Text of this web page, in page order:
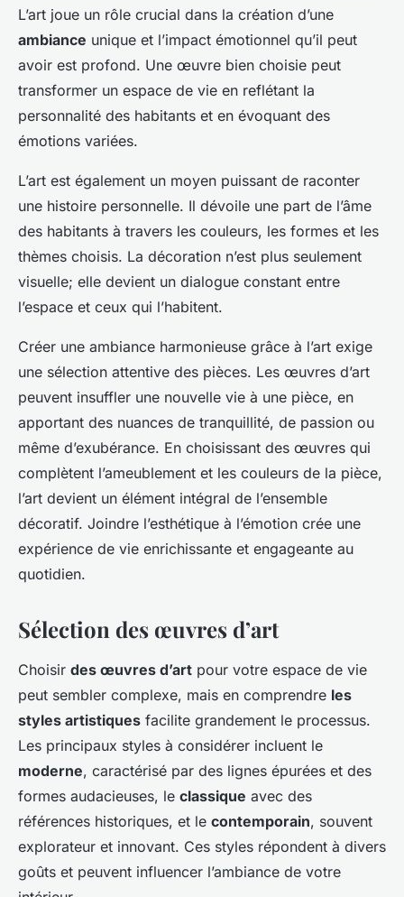
L’art joue un rôle crucial dans la création d’une
ambiance unique et l’impact émotionnel qu’il peut
avoir est profond. Une œuvre bien choisie peut
transformer un espace de vie en reflétant la
personnalité des habitants et en évoquant des
émotions variées.
L’art est également un moyen puissant de raconter
une histoire personnelle. Il dévoile une part de l’âme
des habitants à travers les couleurs, les formes et les
thèmes choisis. La décoration n’est plus seulement
visuelle; elle devient un dialogue constant entre
l’espace et ceux qui l’habitent.
Créer une ambiance harmonieuse grâce à l’art exige
une sélection attentive des pièces. Les œuvres d’art
peuvent insuffler une nouvelle vie à une pièce, en
apportant des nuances de tranquillité, de passion ou
même d’exubérance. En choisissant des œuvres qui
complètent l’ameublement et les couleurs de la pièce,
l’art devient un élément intégral de l’ensemble
décoratif. Joindre l’esthétique à l’émotion crée une
expérience de vie enrichissante et engageante au
quotidien.
Sélection des œuvres d’art
Choisir des œuvres d’art pour votre espace de vie
peut sembler complexe, mais en comprendre les
styles artistiques facilite grandement le processus.
Les principaux styles à considérer incluent le
moderne, caractérisé par des lignes épurées et des
formes audacieuses, le classique avec des
références historiques, et le contemporain, souvent
explorateur et innovant. Ces styles répondent à divers
goûts et peuvent influencer l’ambiance de votre